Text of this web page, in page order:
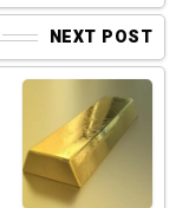
NEXT POST